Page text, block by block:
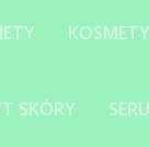
SKÓRY